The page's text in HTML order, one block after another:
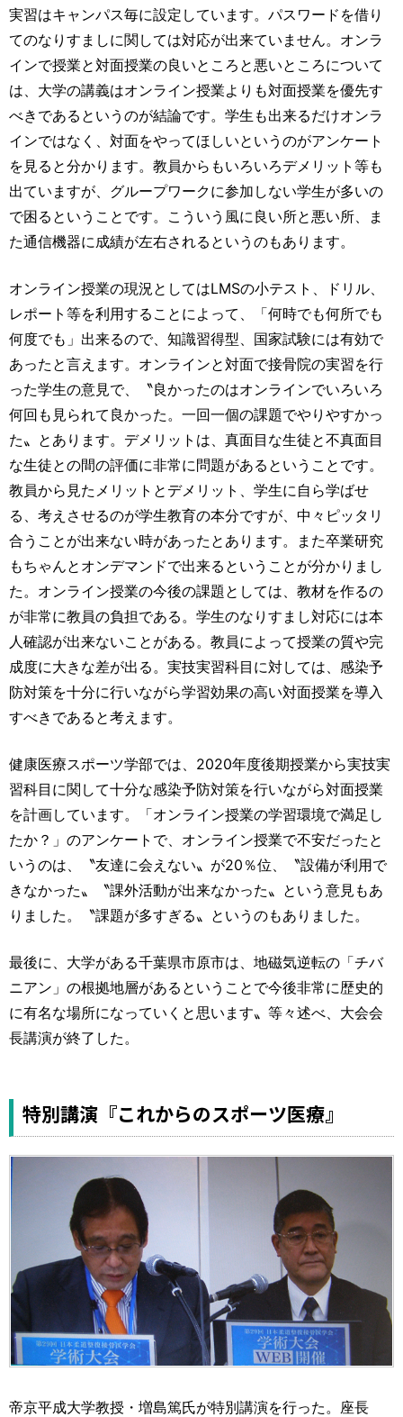
実習はキャンパス毎に設定しています。パスワードを借り
てのなりすましに関しては対応が出来ていません。オンラ
インで授業と対面授業の良いところと悪いところについて
は、大学の講義はオンライン授業よりも対面授業を優先す
べきであるというのが結論です。学生も出来るだけオンラ
インではなく、対面をやってほしいというのがアンケート
を見ると分かります。教員からもいろいろデメリット等も
出ていますが、グループワークに参加しない学生が多いの
で困るということです。こういう風に良い所と悪い所、ま
た通信機器に成績が左右されるというのもあります。
オンライン授業の現況としてはLMSの小テスト、ドリル、
レポート等を利用することによって、「何時でも何所でも
何度でも」出来るので、知識習得型、国家試験には有効で
あったと言えます。オンラインと対面で接骨院の実習を行
った学生の意見で、〝良かったのはオンラインでいろいろ
何回も見られて良かった。一回一個の課題でやりやすかっ
た〟とあります。デメリットは、真面目な生徒と不真面目
な生徒との間の評価に非常に問題があるということです。
教員から見たメリットとデメリット、学生に自ら学ばせ
る、考えさせるのが学生教育の本分ですが、中々ピッタリ
合うことが出来ない時があったとあります。また卒業研究
もちゃんとオンデマンドで出来るということが分かりまし
た。オンライン授業の今後の課題としては、教材を作るの
が非常に教員の負担である。学生のなりすまし対応には本
人確認が出来ないことがある。教員によって授業の質や完
成度に大きな差が出る。実技実習科目に対しては、感染予
防対策を十分に行いながら学習効果の高い対面授業を導入
すべきであると考えます。
健康医療スポーツ学部では、2020年度後期授業から実技実
習科目に関して十分な感染予防対策を行いながら対面授業
を計画しています。「オンライン授業の学習環境で満足し
たか？」のアンケートで、オンライン授業で不安だったと
いうのは、〝友達に会えない〟が20％位、〝設備が利用で
きなかった〟〝課外活動が出来なかった〟という意見もあ
りました。〝課題が多すぎる〟というのもありました。
最後に、大学がある千葉県市原市は、地磁気逆転の「チバ
ニアン」の根拠地層があるということで今後非常に歴史的
に有名な場所になっていくと思います〟等々述べ、大会会
長講演が終了した。
特別講演『これからのスポーツ医療』
帝京平成大学教授・増島篤氏が特別講演を行った。座長